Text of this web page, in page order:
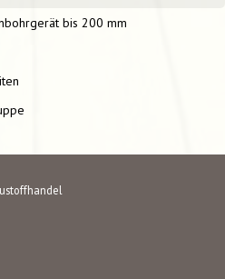
bis 200 mm